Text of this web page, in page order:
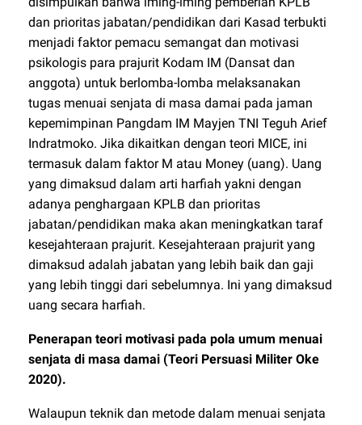
dan prioritas jabatan/pendidikan dari Kasad terbukti
menjadi faktor pemacu semangat dan motivasi
psikologis para prajurit Kodam IM (Dansat dan
anggota) untuk berlomba-lomba melaksanakan
tugas menuai senjata di masa damai pada jaman
kepemimpinan Pangdam IM Mayjen TNI Teguh Arief
Indratmoko. Jika dikaitkan dengan teori MICE, ini
termasuk dalam faktor M atau Money (uang). Uang
yang dimaksud dalam arti harfiah yakni dengan
adanya penghargaan KPLB dan prioritas
jabatan/pendidikan maka akan meningkatkan taraf
kesejahteraan prajurit. Kesejahteraan prajurit yang
dimaksud adalah jabatan yang lebih baik dan gaji
yang lebih tinggi dari sebelumnya. Ini yang dimaksud
uang secara harfiah.
Penerapan teori motivasi pada pola umum menuai
senjata di masa damai (Teori Persuasi Militer Oke
2020).
Walaupun teknik dan metode dalam menuai senjata